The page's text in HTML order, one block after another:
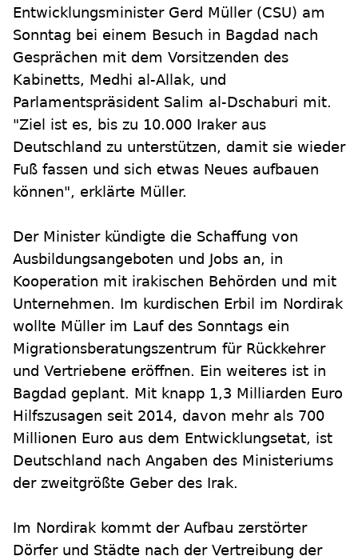
Entwicklungsminister Gerd Müller (CSU) am
Sonntag bei einem Besuch in Bagdad nach
Gesprächen mit dem Vorsitzenden des
Kabinetts, Medhi al-Allak, und
Parlamentspräsident Salim al-Dschaburi mit.
"Ziel ist es, bis zu 10.000 Iraker aus
Deutschland zu unterstützen, damit sie wieder
Fuß fassen und sich etwas Neues aufbauen
können", erklärte Müller.
Der Minister kündigte die Schaffung von
Ausbildungsangeboten und Jobs an, in
Kooperation mit irakischen Behörden und mit
Unternehmen. Im kurdischen Erbil im Nordirak
wollte Müller im Lauf des Sonntags ein
Migrationsberatungszentrum für Rückkehrer
und Vertriebene eröffnen. Ein weiteres ist in
Bagdad geplant. Mit knapp 1,3 Milliarden Euro
Hilfszusagen seit 2014, davon mehr als 700
Millionen Euro aus dem Entwicklungsetat, ist
Deutschland nach Angaben des Ministeriums
der zweitgrößte Geber des Irak.
Im Nordirak kommt der Aufbau zerstörter
Dörfer und Städte nach der Vertreibung der